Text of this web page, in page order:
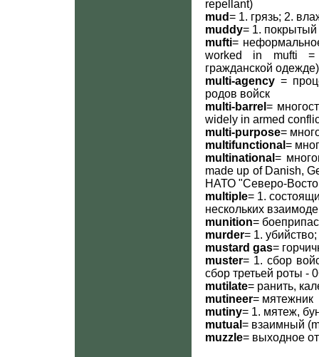
repellant)
mud= 1. грязь; 2.
muddy= 1. покрытый
mufti=
worked in mufti =
гражданской одежде)
multi-agency =
родов войск
multi-barrel =
widely in armed
multi-purpose=
multifunctional =
multinational =
made up of Danish,
НАТО "Северо-
multiple= 1.
нескольких
munition=
murder= 1.
mustard gas=
muster= 1. сбор
сбор третьей роты -
mutilate= ранить,
mutineer= мятежник
mutiny= 1. мятеж,
mutual = взаимный
muzzle= выходное